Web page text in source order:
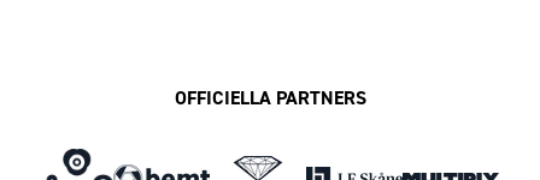
OFFICIELLA PARTNERS